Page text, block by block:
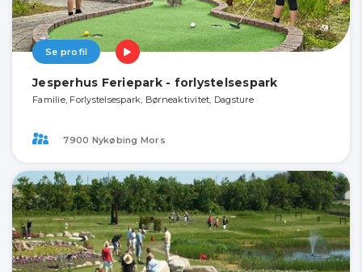
Se profil
Jesperhus Feriepark - forlystelsespark
Familie, Forlystelsespark, Børneaktivitet, Dagsture
7900 Nykøbing Mors